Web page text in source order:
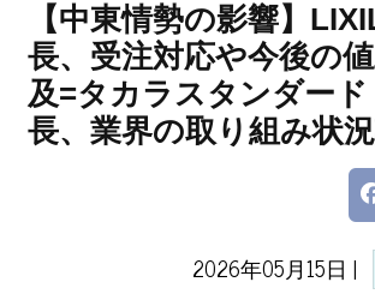
【中東情勢の影響】
長、受注対応や今後の
及=タカラスタンダード
長、業界の取り組み状
2026年05月15日 |